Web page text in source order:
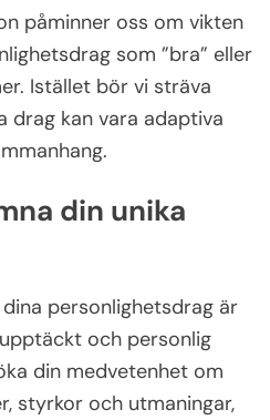
påminner oss om vikten
som ”bra” eller
Istället bör vi sträva
kan vara adaptiva
din unika
personlighetsdrag är
och personlig
din medvetenhet om
styrkor och utmaningar,